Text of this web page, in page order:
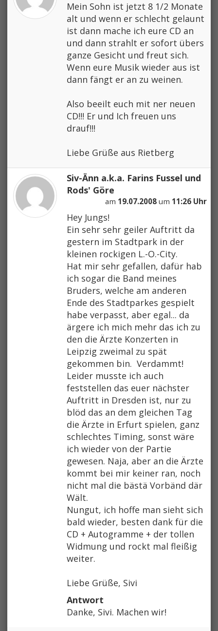
Mein Sohn ist jetzt 8 1/2 Monate
alt und wenn er schlecht gelaunt
ist dann mache ich eure CD an
und dann strahlt er sofort übers
ganze Gesicht und freut sich.
Wenn eure Musik wieder aus ist
dann fängt er an zu weinen.
Also beeilt euch mit ner neuen
CD!!! Er und Ich freuen uns
drauf!!!
Liebe Grüße aus Rietberg
Siv-Änn a.k.a. Farins Fussel und
Rods' Göre
am 19.07.2008 um 11:26 Uhr
Hey Jungs!
Ein sehr sehr geiler Auftritt da
gestern im Stadtpark in der
kleinen rockigen L.-O.-City.
Hat mir sehr gefallen, dafür hab
ich sogar die Band meines
Bruders, welche am anderen
Ende des Stadtparkes gespielt
habe verpasst, aber egal... da
ärgere ich mich mehr das ich zu
den die Ärzte Konzerten in
Leipzig zweimal zu spät
gekommen bin. Verdammt!
Leider musste ich auch
feststellen das euer nächster
Auftritt in Dresden ist, nur zu
blöd das an dem gleichen Tag
die Ärzte in Erfurt spielen, ganz
schlechtes Timing, sonst wäre
ich wieder von der Partie
gewesen. Naja, aber an die Ärzte
kommt bei mir keiner ran, noch
nicht mal die bästä Vorbänd där
Wält.
Nungut, ich hoffe man sieht sich
bald wieder, besten dank für die
CD + Autogramme + der tollen
Widmung und rockt mal fleißig
weiter.
Liebe Grüße, Sivi
Antwort
Danke, Sivi. Machen wir!